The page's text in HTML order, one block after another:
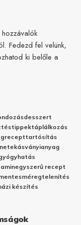
Fedezd fel velünk,
ki belőle a
desszert
tippektáplálkozás
recepttartósítás
ásványianyag
egyszerű recept
méregtelenítés
készítés